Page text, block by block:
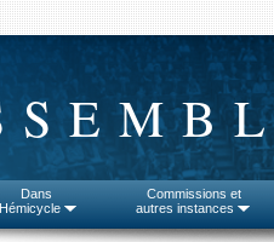
Dans
Commissions et
autres instances